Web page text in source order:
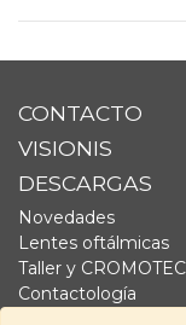
CONTACTO
VISIONIS
DESCARGAS
Novedades
Lentes oftálmicas
Taller y CROMOTEC
Contactología